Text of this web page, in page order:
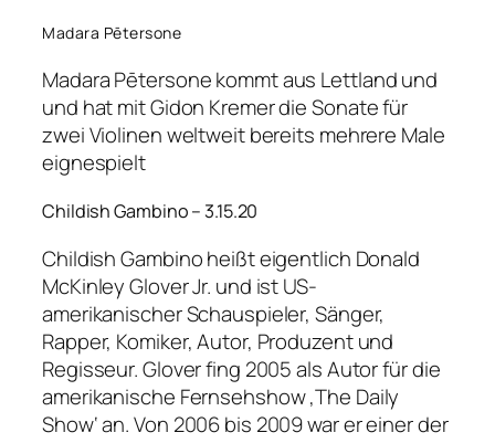
Madara Pētersone
Madara Pētersone kommt aus Lettland und
und hat mit Gidon Kremer die Sonate für
zwei Violinen weltweit bereits mehrere Male
eignespielt
Childish Gambino – 3.15.20
Childish Gambino heißt eigentlich Donald
McKinley Glover Jr. und ist US-
amerikanischer Schauspieler, Sänger,
Rapper, Komiker, Autor, Produzent und
Regisseur. Glover fing 2005 als Autor für die
amerikanische Fernsehshow ‚The Daily
Show‘ an. Von 2006 bis 2009 war er einer der